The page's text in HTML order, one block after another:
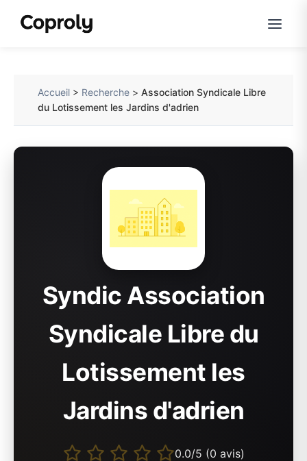
Accueil > Recherche >Association Syndicale Libre
du Lotissement les Jardins d'adrien
Syndic Association
Syndicale Libre du
Lotissement les
Jardins d'adrien
0.0/5 (0 avis)